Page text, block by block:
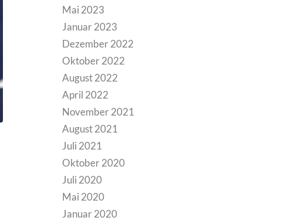
Mai 2023
Januar 2023
Dezember 2022
Oktober 2022
August 2022
April 2022
November 2021
August 2021
Juli 2021
Oktober 2020
Juli 2020
Mai 2020
Januar 2020